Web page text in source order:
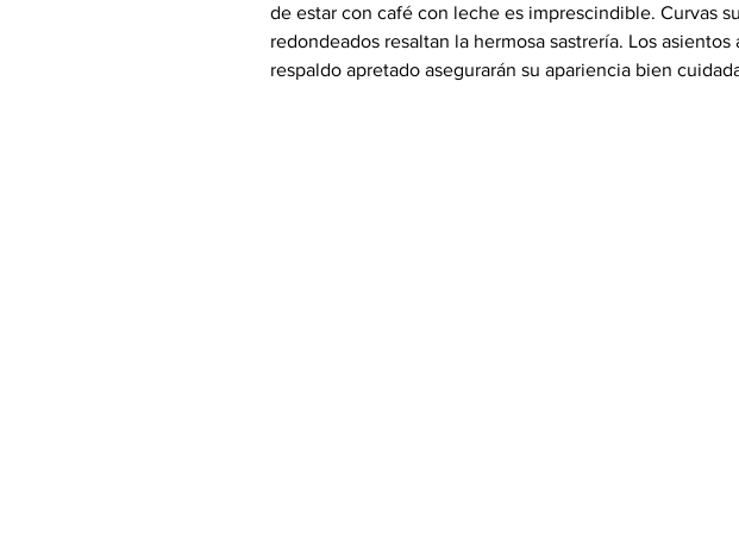
de estar con café con leche es imprescindible. Curvas
redondeados resaltan la hermosa sastrería. Los asientos
respaldo apretado asegurarán su apariencia bien